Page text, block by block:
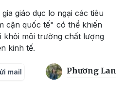
giáo dục lo ngại các tiêu
cận quốc tế" có thể khiến
khỏi môi trường chất lượng
kinh tế.
mail Phương Lan